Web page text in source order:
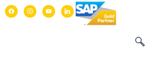
facebookinstagram
youtubelinkedin